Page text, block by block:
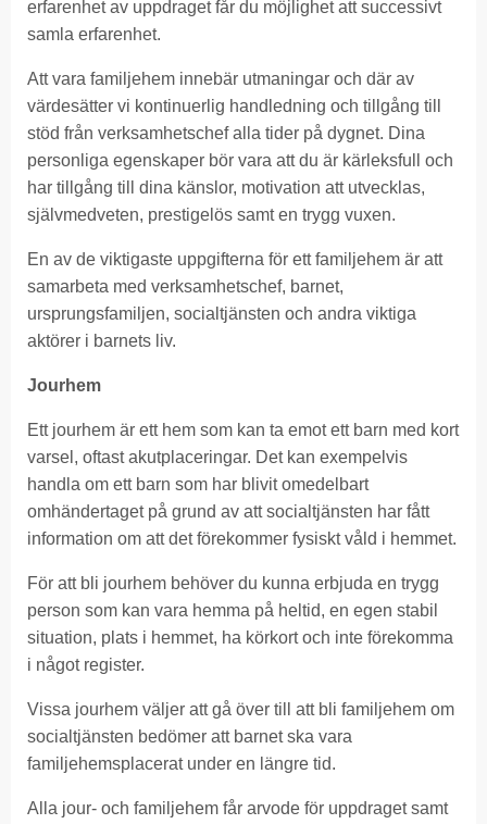
erfarenhet av uppdraget får du möjlighet att successivt
samla erfarenhet.
Att vara familjehem innebär utmaningar och där av
värdesätter vi kontinuerlig handledning och tillgång till
stöd från verksamhetschef alla tider på dygnet. Dina
personliga egenskaper bör vara att du är kärleksfull och
har tillgång till dina känslor, motivation att utvecklas,
självmedveten, prestigelös samt en trygg vuxen.
En av de viktigaste uppgifterna för ett familjehem är att
samarbeta med verksamhetschef, barnet,
ursprungsfamiljen, socialtjänsten och andra viktiga
aktörer i barnets liv.
Jourhem
Ett jourhem är ett hem som kan ta emot ett barn med kort
varsel, oftast akutplaceringar. Det kan exempelvis
handla om ett barn som har blivit omedelbart
omhändertaget på grund av att socialtjänsten har fått
information om att det förekommer fysiskt våld i hemmet.
För att bli jourhem behöver du kunna erbjuda en trygg
person som kan vara hemma på heltid, en egen stabil
situation, plats i hemmet, ha körkort och inte förekomma
i något register.
Vissa jourhem väljer att gå över till att bli familjehem om
socialtjänsten bedömer att barnet ska vara
familjehemsplacerat under en längre tid.
Alla jour- och familjehem får arvode för uppdraget samt